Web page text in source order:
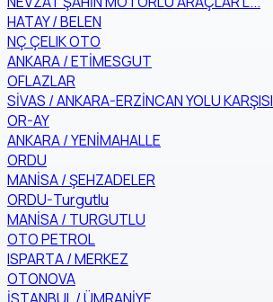
HATAY / BELEN
NÇ ÇELIK OTO
ANKARA / ETİMESGUT
OFLAZLAR
SİVAS / ANKARA-ERZİNCAN YOLU KARŞISI
OR-AY
ANKARA / YENİMAHALLE
ORDU
MANİSA / ŞEHZADELER
ORDU-Turgutlu
MANİSA / TURGUTLU
OTO PETROL
ISPARTA / MERKEZ
OTONOVA